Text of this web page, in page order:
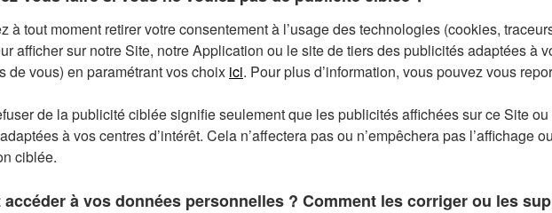
en justice.
lors de la création de votre compte ou de l’utilisation des Services à des fins de
offres promotionnelles, y compris de tiers, envoyer des invitations à nos événements
vous intéresser).
à des fins de prospection commerciale.
pas qu’une telle utilisation de vos données soit effectuée, il suffit de nous
à tout moment retirer votre consentement à l’usage des technologies (cookies,
afficher sur notre Site, notre Application ou le site de tiers des publicités adaptées à
de vous) en paramétrant vos choix ici. Pour plus d’information, vous pouvez vous
de la publicité ciblée signifie seulement que les publicités affichées sur ce Site
à vos centres d’intérêt. Cela n’affectera pas ou n’empêchera pas l’affichage
ciblée.
accéder à vos données personnelles ? Comment les corriger ou les